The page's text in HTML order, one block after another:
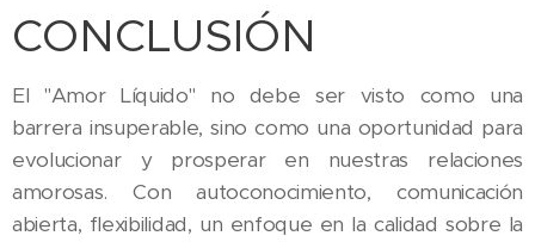
CONCLUSIÓN
El "Amor Líquido" no debe ser visto como una
barrera insuperable, sino como una oportunidad para
evolucionar y prosperar en nuestras relaciones
amorosas. Con autoconocimiento, comunicación
abierta, flexibilidad, un enfoque en la calidad sobre la